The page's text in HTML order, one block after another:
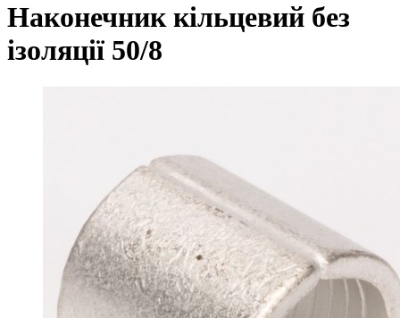
Наконечник кільцевий без
ізоляції 50/8